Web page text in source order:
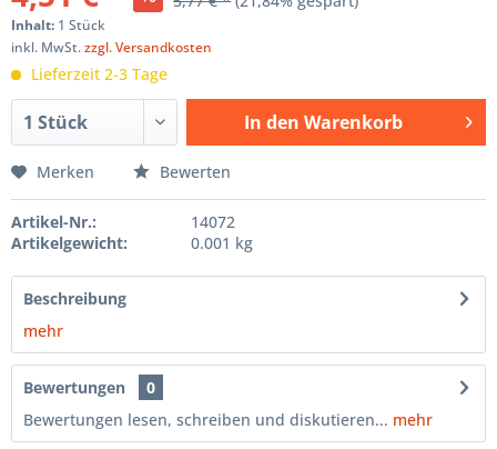
Inhalt: 1 Stück
inkl. MwSt.zzgl. Versandkosten
Lieferzeit 2-3 Tage
In den Warenkorb
Merken Bewerten
Artikel-Nr.:
14072
Artikelgewicht:
0.001 kg
Beschreibung
mehr
Bewertungen
0
Bewertungen lesen, schreiben und diskutieren... mehr